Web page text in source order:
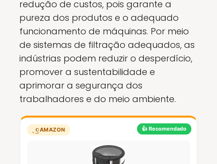
redução de custos, pois garante a
pureza dos produtos e o adequado
funcionamento de máquinas. Por meio
de sistemas de filtração adequados, as
indústrias podem reduzir o desperdício,
promover a sustentabilidade e
aprimorar a segurança dos
trabalhadores e do meio ambiente.
👍 Recomendado
AMAZON